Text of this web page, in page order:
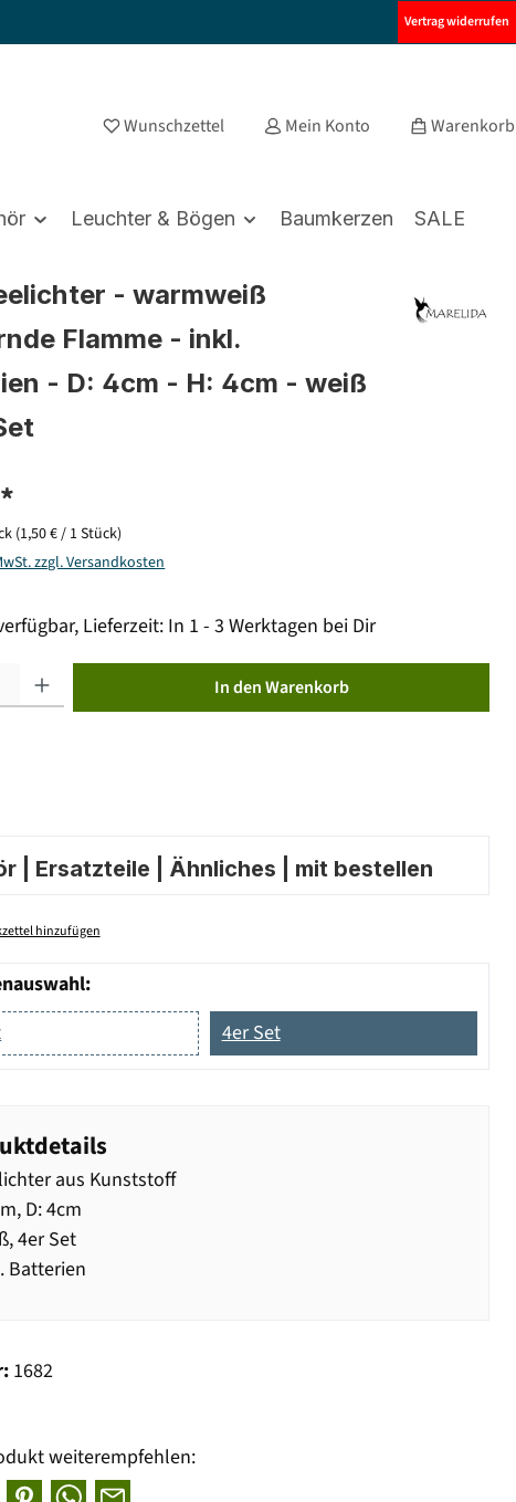
Vertrag widerrufen
Wunschzettel Mein Konto Warenkorb
Leuchter & Bögen Baumkerzen SALE
- warmweiß
Flamme - inkl.
- D: 4cm - H: 4cm - weiß
(1,50 € / 1 Stück)
zzgl. Versandkosten
Lieferzeit: In 1 - 3 Werktagen bei Dir
In den Warenkorb
| Ersatzteile | Ähnliches | mit bestellen
hinzufügen
4er Set
aus Kunststoff
D: 4cm
4er Set
Batterien
1682
weiterempfehlen: